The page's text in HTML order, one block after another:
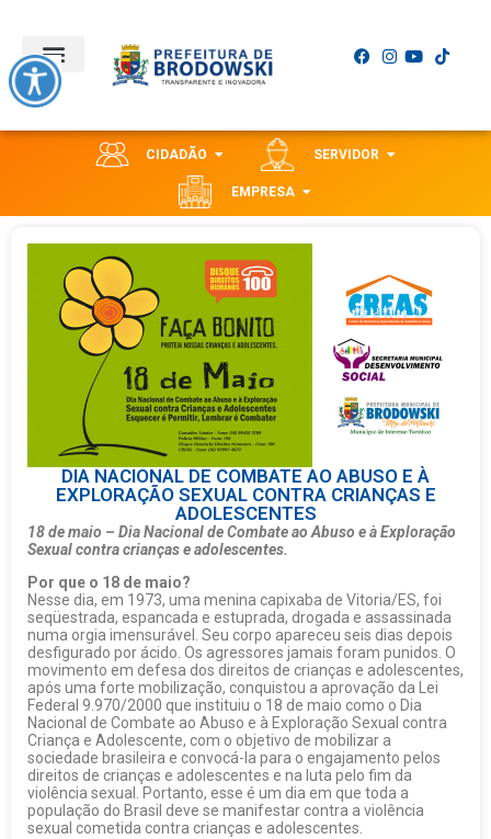
CIDADÃO SERVIDOR
EMPRESA
DIA NACIONAL DE COMBATE AO ABUSO E À
EXPLORAÇÃO SEXUAL CONTRA CRIANÇAS E
ADOLESCENTES
18 de maio – Dia Nacional de Combate ao Abuso e à Exploração
Sexual contra crianças e adolescentes.
Por que o 18 de maio?
Nesse dia, em 1973, uma menina capixaba de Vitoria/ES, foi
seqüestrada, espancada e estuprada, drogada e assassinada
numa orgia imensurável. Seu corpo apareceu seis dias depois
desfigurado por ácido. Os agressores jamais foram punidos. O
movimento em defesa dos direitos de crianças e adolescentes,
após uma forte mobilização, conquistou a aprovação da Lei
Federal 9.970/2000 que instituiu o 18 de maio como o Dia
Nacional de Combate ao Abuso e à Exploração Sexual contra
Criança e Adolescente, com o objetivo de mobilizar a
sociedade brasileira e convocá-la para o engajamento pelos
direitos de crianças e adolescentes e na luta pelo fim da
violência sexual. Portanto, esse é um dia em que toda a
população do Brasil deve se manifestar contra a violência
sexual cometida contra crianças e adolescentes.